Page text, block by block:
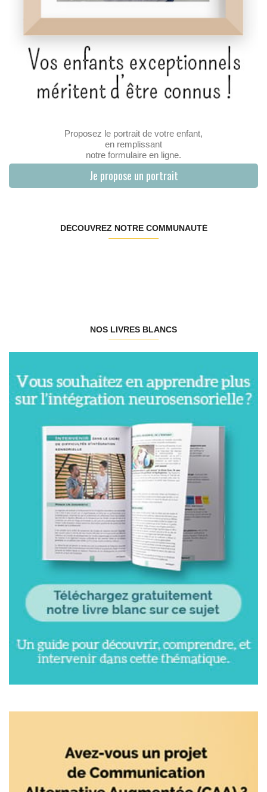
Proposez le portrait de votre enfant,
en remplissant
notre formulaire en ligne.
Je propose un portrait
DÉCOUVREZ NOTRE COMMUNAUTÉ
NOS LIVRES BLANCS